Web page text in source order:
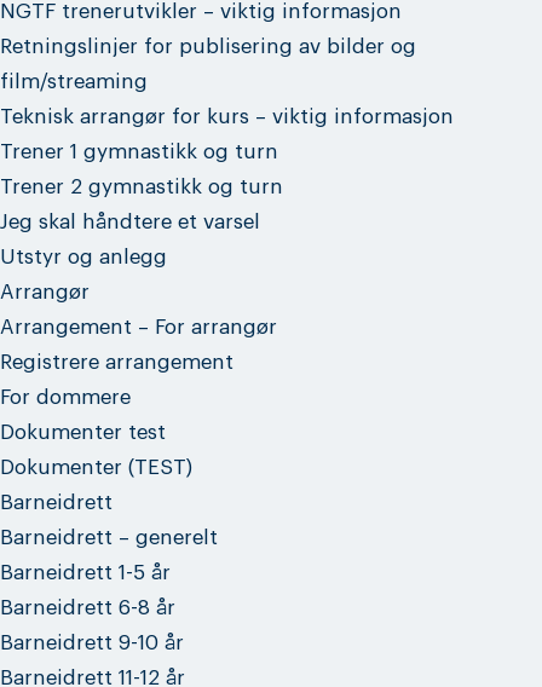
NGTF trenerutvikler – viktig informasjon
Retningslinjer for publisering av bilder og
film/streaming
Teknisk arrangør for kurs – viktig informasjon
Trener 1 gymnastikk og turn
Trener 2 gymnastikk og turn
Jeg skal håndtere et varsel
Utstyr og anlegg
Arrangør
Arrangement – For arrangør
Registrere arrangement
For dommere
Dokumenter test
Dokumenter (TEST)
Barneidrett
Barneidrett – generelt
Barneidrett 1-5 år
Barneidrett 6-8 år
Barneidrett 9-10 år
Barneidrett 11-12 år